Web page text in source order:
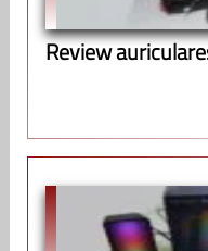
Review